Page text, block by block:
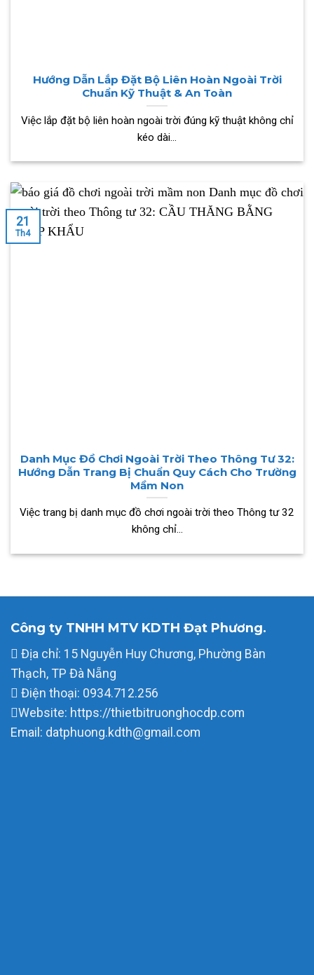
Hướng Dẫn Lắp Đặt Bộ Liên Hoàn Ngoài Trời
Chuẩn Kỹ Thuật & An Toàn
Việc lắp đặt bộ liên hoàn ngoài trời đúng kỹ thuật không chỉ
kéo dài...
Danh Mục Đồ Chơi Ngoài Trời Theo Thông Tư 32:
Hướng Dẫn Trang Bị Chuẩn Quy Cách Cho Trường
Mầm Non
Việc trang bị danh mục đồ chơi ngoài trời theo Thông tư 32
không chỉ...
21
Th4
Công ty TNHH MTV KDTH Đạt Phương.
Địa chỉ: 15 Nguyễn Huy Chương, Phường Bàn
Thạch, TP Đà Nẵng
Điện thoại: 0934.712.256
Website: https://thietbitruonghocdp.com
Email: datphuong.kdth@gmail.com